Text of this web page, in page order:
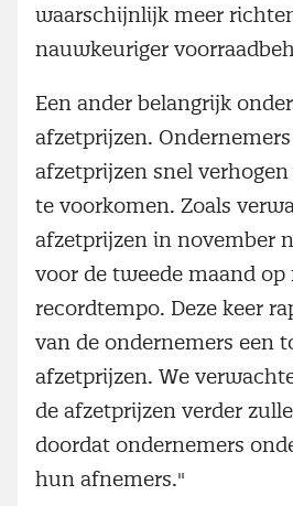
waarschijnlijk meer
nauwkeuriger
Een ander belangrijk
afzetprijzen.
afzetprijzen snel
te voorkomen. Zoals
afzetprijzen in november
voor de tweede maand op
recordtempo. Deze keer
van de ondernemers een
afzetprijzen. We
de afzetprijzen verder
doordat ondernemers
hun afnemers."